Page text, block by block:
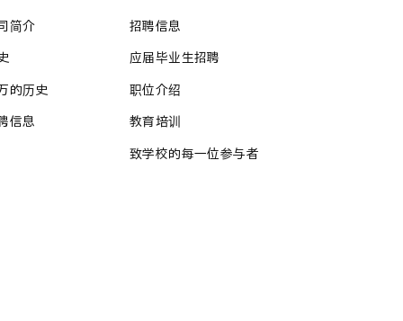
简介
的历史
信息
招聘信息
应届毕业生招聘
职位介绍
教育培训
致学校的每一位参与者